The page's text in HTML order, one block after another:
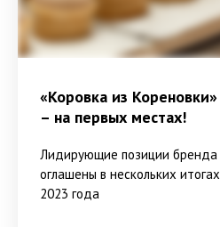
«Коровка из Кореновки»
– на первых местах!
Лидирующие позиции бренда
оглашены в нескольких итогах
2023 года